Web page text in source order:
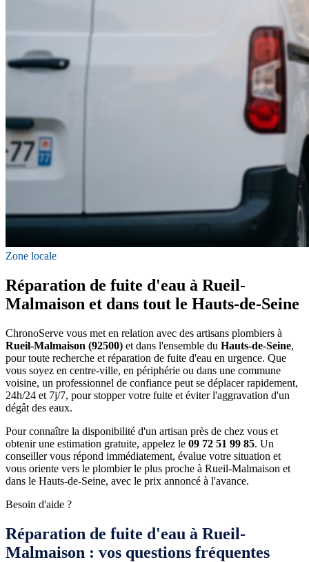
Zone locale
Réparation de fuite d'eau à Rueil-
Malmaison et dans tout le Hauts-de-Seine
ChronoServe vous met en relation avec des artisans plombiers à
Rueil-Malmaison (92500) et dans l'ensemble du Hauts-de-Seine,
pour toute recherche et réparation de fuite d'eau en urgence. Que
vous soyez en centre-ville, en périphérie ou dans une commune
voisine, un professionnel de confiance peut se déplacer rapidement,
24h/24 et 7j/7, pour stopper votre fuite et éviter l'aggravation d'un
dégât des eaux.
Pour connaître la disponibilité d'un artisan près de chez vous et
obtenir une estimation gratuite, appelez le 09 72 51 99 85. Un
conseiller vous répond immédiatement, évalue votre situation et
vous oriente vers le plombier le plus proche à Rueil-Malmaison et
dans le Hauts-de-Seine, avec le prix annoncé à l'avance.
Besoin d'aide ?
Réparation de fuite d'eau à Rueil-
Malmaison : vos questions fréquentes